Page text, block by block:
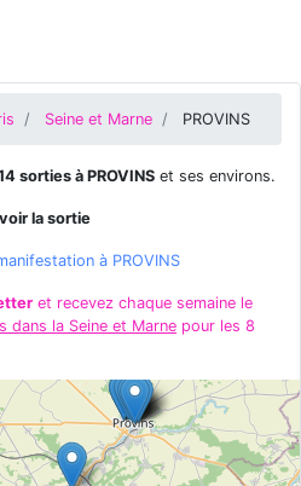
Seine et Marne PROVINS
sorties à PROVINS et ses environs.
la sortie
à PROVINS
et recevez chaque semaine le
dans la Seine et Marne pour les 8